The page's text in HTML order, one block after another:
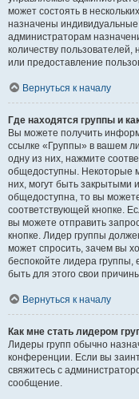
может состоять в
назначены
администраторам
количеству
или предоставление
Вернуться к началу
Где находятся группы и
Вы можете получить
ссылке «Группы» в вашем
одну из них, нажмите
общедоступны. Некоторые
них, могут быть закрытыми
общедоступна, то вы
соответствующей кнопке.
вы можете отправить
кнопке. Лидер группы
может спросить, зачем вы
беспокойте лидера группы,
быть для этого свои
Вернуться к началу
Как мне стать лидером
Лидеры групп обычно
конференции. Если вы
свяжитесь с
сообщение.